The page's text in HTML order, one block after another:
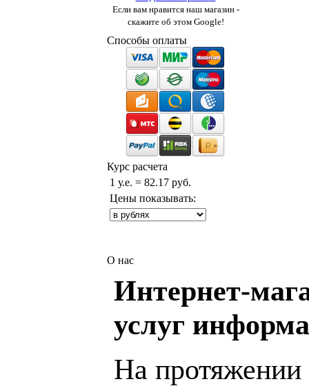
Если вам нравится наш магазин -
скажите об этом Google!
Способы оплаты
Курс расчета
1 у.е. = 82.17 руб.
Цены показывать:
О нас
Интернет-
услуг
На протяжении